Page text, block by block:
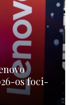
os foci-